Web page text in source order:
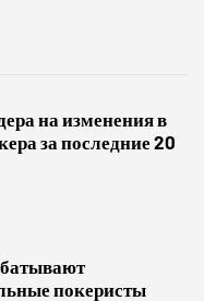
на изменения в
за последние 20
покеристы